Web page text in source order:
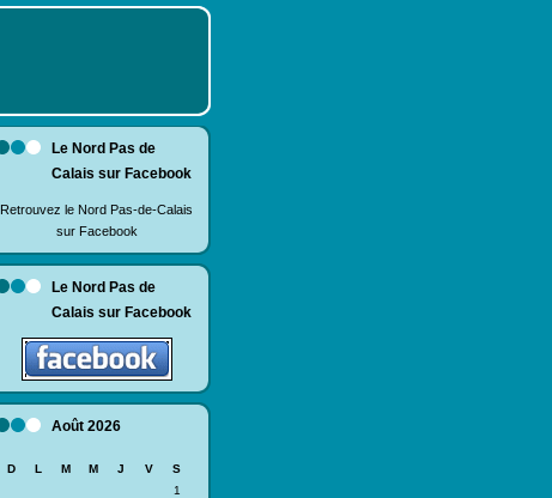
Le Nord Pas de
Calais sur Facebook
Retrouvez le Nord Pas-de-Calais
sur Facebook
Le Nord Pas de
Calais sur Facebook
Août 2026
D L M M J V
S
1